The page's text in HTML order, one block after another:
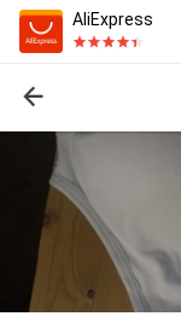
AliExpress